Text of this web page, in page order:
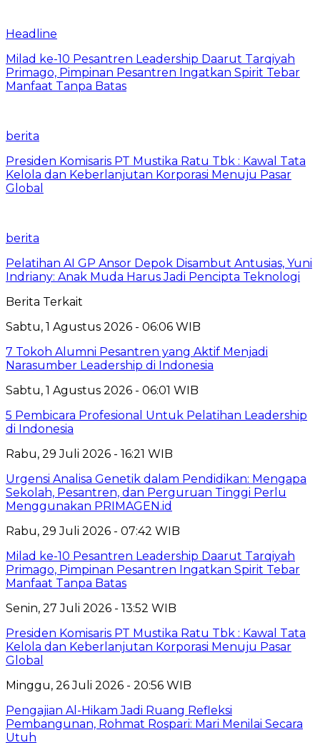
Headline
Milad ke-10 Pesantren Leadership Daarut Tarqiyah
Primago, Pimpinan Pesantren Ingatkan Spirit Tebar
Manfaat Tanpa Batas
berita
Presiden Komisaris PT Mustika Ratu Tbk : Kawal Tata
Kelola dan Keberlanjutan Korporasi Menuju Pasar
Global
berita
Pelatihan AI GP Ansor Depok Disambut Antusias, Yuni
Indriany: Anak Muda Harus Jadi Pencipta Teknologi
Berita Terkait
Sabtu, 1 Agustus 2026 - 06:06 WIB
7 Tokoh Alumni Pesantren yang Aktif Menjadi
Narasumber Leadership di Indonesia
Sabtu, 1 Agustus 2026 - 06:01 WIB
5 Pembicara Profesional Untuk Pelatihan Leadership
di Indonesia
Rabu, 29 Juli 2026 - 16:21 WIB
Urgensi Analisa Genetik dalam Pendidikan: Mengapa
Sekolah, Pesantren, dan Perguruan Tinggi Perlu
Menggunakan PRIMAGEN.id
Rabu, 29 Juli 2026 - 07:42 WIB
Milad ke-10 Pesantren Leadership Daarut Tarqiyah
Primago, Pimpinan Pesantren Ingatkan Spirit Tebar
Manfaat Tanpa Batas
Senin, 27 Juli 2026 - 13:52 WIB
Presiden Komisaris PT Mustika Ratu Tbk : Kawal Tata
Kelola dan Keberlanjutan Korporasi Menuju Pasar
Global
Minggu, 26 Juli 2026 - 20:56 WIB
Pengajian Al-Hikam Jadi Ruang Refleksi
Pembangunan, Rohmat Rospari: Mari Menilai Secara
Utuh